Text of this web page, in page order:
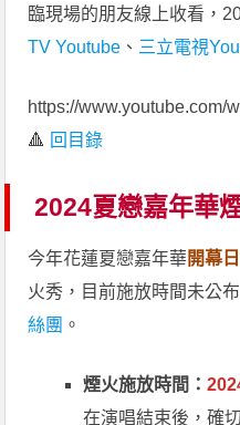
臨現場的朋友線上收看，
TV Youtube 、 三立電視
https://www.youtube.com/
🔺 回目錄
2024夏戀嘉年華
今年花蓮夏戀嘉年華開幕
火秀，目前施放時間未公
絲團 。
煙火施放時間：
在演唱結束後，確